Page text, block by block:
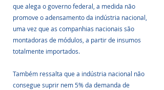
que alega o governo federal, a medida não
promove o adensamento da indústria nacional,
uma vez que as companhias nacionais são
montadoras de módulos, a partir de insumos
totalmente importados.
Também ressalta que a indústria nacional não
consegue suprir nem 5% da demanda de